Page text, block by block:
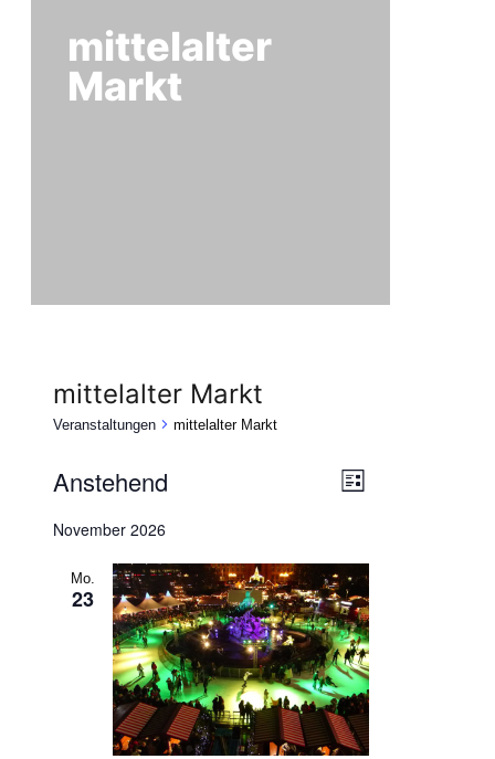
mittelalter
Markt
mittelalter Markt
Veranstaltungen mittelalter Markt
Veranstaltungen
Ansichten-
Veranstaltung
Ansichten-
Liste
Anstehend
wählen.
November 2026
Mo.
23